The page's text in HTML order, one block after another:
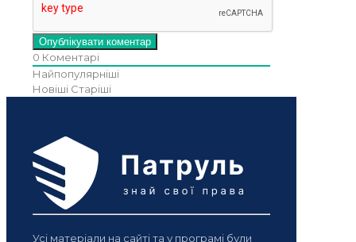
0 Коментарі
Найпопулярніші
Новіші Старіші
Усі матеріали на сайті та у програмі були